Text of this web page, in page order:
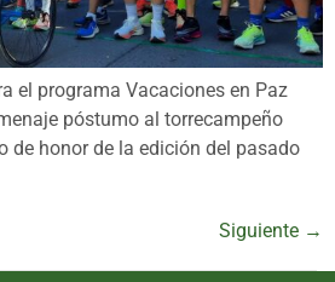
el programa Vacaciones en Paz
póstumo al torrecampeño
de honor de la edición del pasado
Siguiente →